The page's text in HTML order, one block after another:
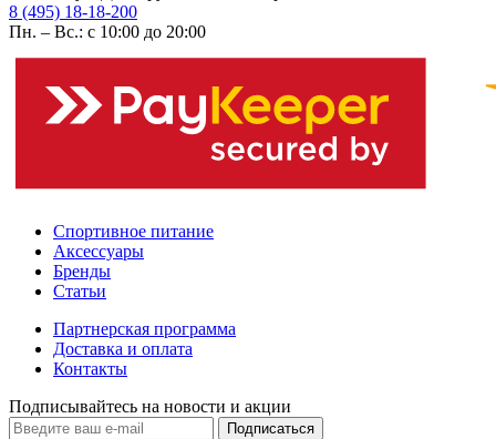
8 (495) 18-18-200
Пн. – Вс.: с 10:00 до 20:00
Спортивное питание
Аксессуары
Бренды
Статьи
Партнерская программа
Доставка и оплата
Контакты
Подписывайтесь на новости и акции
Подписаться